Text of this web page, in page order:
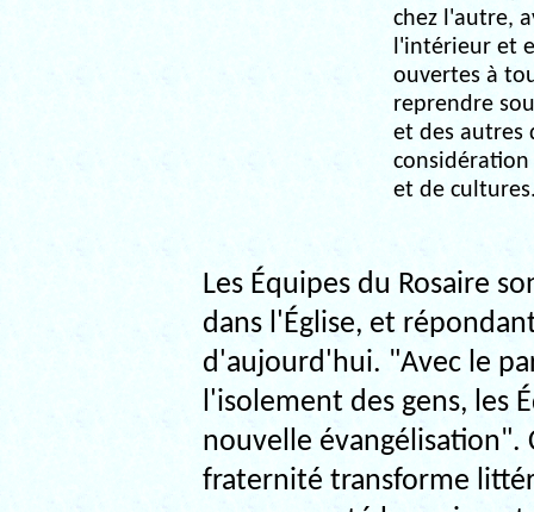
chez l'autre,
l'intérieur et
ouvertes à
reprendre
et des autres
et de
Les Équipes du Rosaire
dans l'Église, et
d'aujourd'hui. "Avec le
l'isolement des gens, les
nouvelle évangélisation".
fraternité transforme